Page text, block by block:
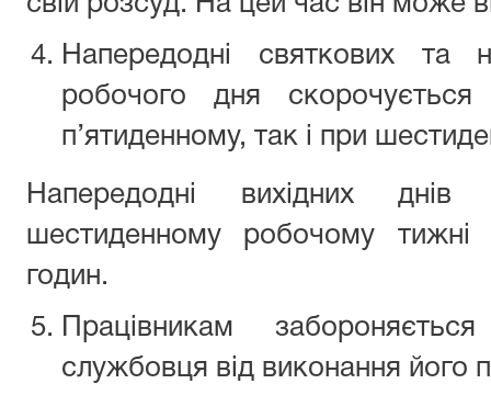
Напередодні святкових та
робочого дня
п’ятиденному, так і при
Напередодні вихідних
шестиденному робочому
годин.
Працівникам
службовця від виконання його